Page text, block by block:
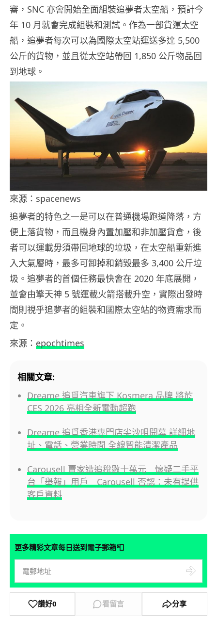
審，SNC 亦會開始全面組裝追夢者太空船，預計今
年 10 月就會完成組裝和測試。作為一部貨運太空
船，追夢者每次可以為國際太空站運送多達 5,500
公斤的貨物，並且從太空站帶回 1,850 公斤物品回
到地球。
來源：spacenews
追夢者的特色之一是可以在普通機場跑道降落，方
便上落貨物，而且機身內置加壓和非加壓貨倉，後
者可以運載毋須帶回地球的垃圾，在太空船重新進
入大氣層時，最多可卸掉和銷毀最多 3,400 公斤垃
圾。追夢者的首個任務最快會在 2020 年底展開，
並會由擎天神 5 號運載火箭搭載升空，實際出發時
間則視乎追夢者的組裝和國際太空站的物資需求而
定。
來源： epochtimes
相關文章:
Dreame 追覓汽車旗下 Kosmera 品牌 將於
CES 2026 亮相全新電動超跑
Dreame 追覓香港專門店尖沙咀開幕 詳細地
址、電話、營業時間 全線智能清潔產品
Carousell 賣家遭追稅數十萬元 懷疑二手平
台「舉報」用戶 Carousell 否認：未有提供
客戶資料
更多精彩文章每日送到電子郵箱📮
讚好0 看留言 分享